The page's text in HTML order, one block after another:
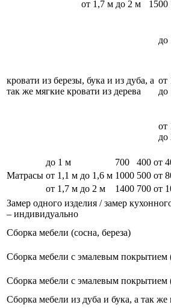
от 1,7 м до 2 м 1500
кровати из березы, бука и из дуба, а
так же мягкие кровати из дерева
до
от
до
от
до
Матрасы
до 1 м 700 400 от
от 1,1 м до 1,6 м 1000 500 от
от 1,7 м до 2 м
1400 700 от
Замер одного изделия / замер
– индивидуально
Сборка мебели (сосна, береза)
Сборка мебели с эмалевым покрытием
Сборка мебели с эмалевым покрытием
Сборка мебели из дуба и бука, а так же